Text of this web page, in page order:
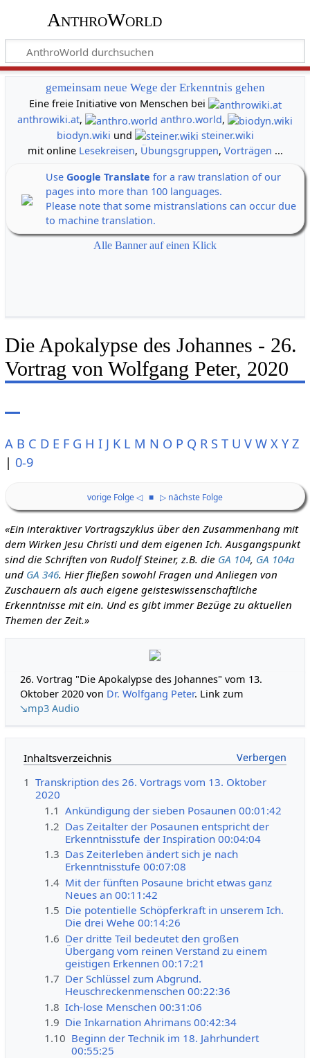
AnthroWorld
gemeinsam neue Wege der Erkenntnis gehen
Eine freie Initiative von Menschen bei
anthrowiki.at, anthro.world,
biodyn.wiki und
steiner.wiki
mit online Lesekreisen, Übungsgruppen, Vorträgen ...
Use Google Translate for a raw translation of our
pages into more than 100 languages.
Please note that some mistranslations can occur due
to machine translation.
Alle Banner auf einen Klick
Die Apokalypse des Johannes - 26.
Vortrag von Wolfgang Peter, 2020
A B C D E F G H I J K L M N O P Q R S T U V W X Y Z
| 0-9
vorige Folge ◁ ■ ▷ nächste Folge
«Ein interaktiver Vortragszyklus über den Zusammenhang mit
dem Wirken Jesu Christi und dem eigenen Ich. Ausgangspunkt
sind die Schriften von Rudolf Steiner, z.B. die GA 104, GA 104a
und GA 346. Hier fließen sowohl Fragen und Anliegen von
Zuschauern als auch eigene geisteswissenschaftliche
Erkenntnisse mit ein. Und es gibt immer Bezüge zu aktuellen
Themen der Zeit.»
26. Vortrag "Die Apokalypse des Johannes" vom 13.
Oktober 2020 von Dr. Wolfgang Peter. Link zum
↘mp3 Audio
Inhaltsverzeichnis
1 Transkription des 26. Vortrags vom 13. Oktober
2020
1.1 Ankündigung der sieben Posaunen 00:01:42
1.2 Das Zeitalter der Posaunen entspricht der
Erkenntnisstufe der Inspiration 00:04:04
1.3 Das Zeiterleben ändert sich je nach
Erkenntnisstufe 00:07:08
1.4 Mit der fünften Posaune bricht etwas ganz
Neues an 00:11:42
1.5 Die potentielle Schöpferkraft in unserem Ich.
Die drei Wehe 00:14:26
1.6 Der dritte Teil bedeutet den großen
Übergang vom reinen Verstand zu einem
geistigen Erkennen 00:17:21
1.7 Der Schlüssel zum Abgrund.
Heuschreckenmenschen 00:22:36
1.8 Ich-lose Menschen 00:31:06
1.9 Die Inkarnation Ahrimans 00:42:34
1.10 Beginn der Technik im 18. Jahrhundert
00:55:25